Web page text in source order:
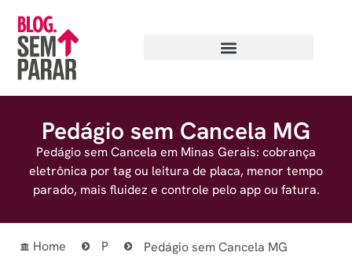
Pedágio sem Cancela MG
Pedágio sem Cancela em Minas Gerais: cobrança
eletrônica por tag ou leitura de placa, menor tempo
parado, mais fluidez e controle pelo app ou fatura.
Home P Pedágio sem Cancela MG